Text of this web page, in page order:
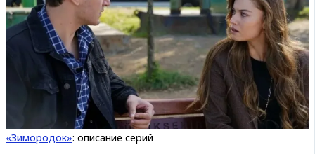
«Зимородок»: описание серий